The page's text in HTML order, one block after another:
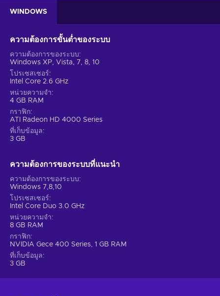
WINDOWS
ความต้องการขั้นต่ำของระบบ
ความต้องการของระบบ
Windows XP, Vista, 7, 8, 10
โปรเซสเซอร์
Intel Core 2.6 GHz
หน่วยความจำ
4 GB RAM
กราฟิก
ATI Radeon HD 4000 Series
ที่เก็บข้อมูล
3 GB
ความต้องการของระบบที่แนะนํา
ความต้องการของระบบ
Windows 7,8,10
โปรเซสเซอร์
Intel Core Duo 3.0 GHz
หน่วยความจำ
8 GB RAM
กราฟิก
NVIDIA Gece 400 Series, 1 GB RAM
ที่เก็บข้อมูล
3 GB